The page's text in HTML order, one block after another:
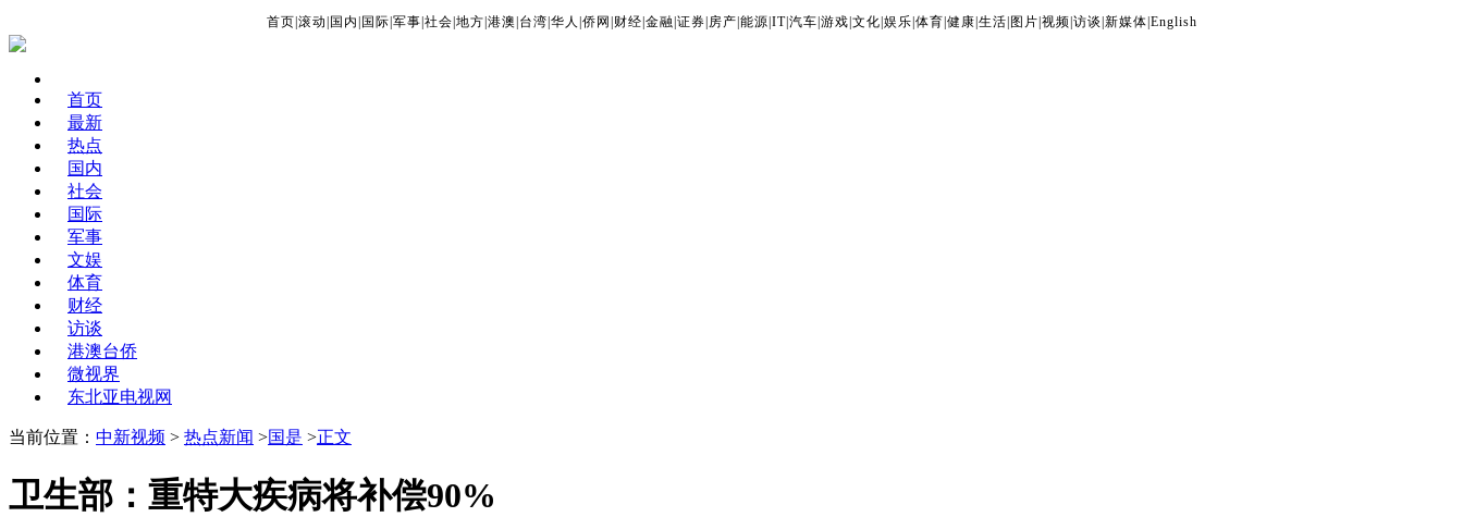
首页 滚动 国内 国际 军事 社会 地方 港澳 台湾 华人 侨网 财经 金融 证券 房产 能源 IT| 汽车 游戏 文化 娱乐 体育 健康 生活 图片 视频 访谈 新媒体 English
首页
最新
热点
国内
社会
国际
军事
文娱
体育
财经
访谈
港澳台侨
微视界
东北亚电视网
当前位置： 中新视频 > 热点新闻 >国是 >正文
卫生部：重特大疾病将补偿90%